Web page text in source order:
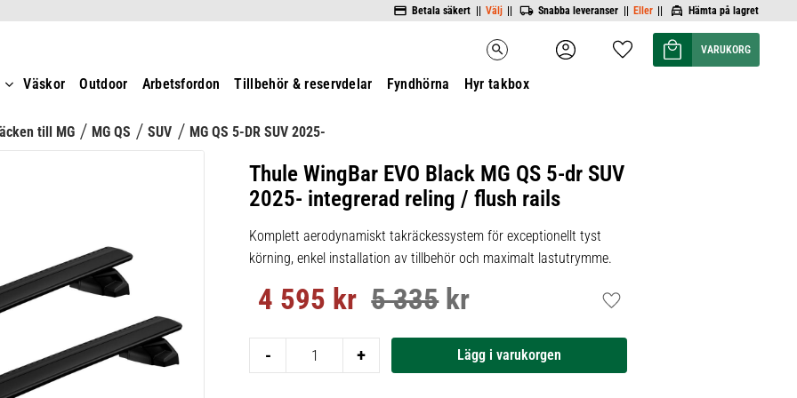
Betala säkert || Välj || Snabba leveranser || Eller || Hämta på lagret
search Favoriter
Kundvagn
Väskor Outdoor Arbetsfordon Tillbehör & reservdelar Fyndhörna Hyr takbox
till MG MG QS SUV MG QS 5-DR SUV 2025-
Thule WingBar EVO Black MG QS 5-dr SUV
2025- integrerad reling / flush rails
Komplett aerodynamiskt takräckessystem för exceptionellt tyst
körning, enkel installation av tillbehör och maximalt lastutrymme.
Nedsatt pris:
4 595 kr Ordinarie pris:
5 335kr
+
-
Lägg till i favoriter